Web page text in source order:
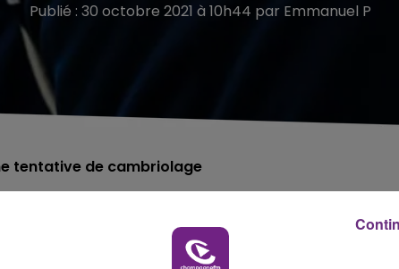
Publié : 30 octobre 2021 à 10h44 par Emmanuel P
tentative de cambriolage
diffuse un message de prévention.
bleue ou grise, a été aperçu sur les lieux d'une tentative